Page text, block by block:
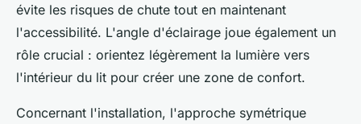
évite les risques de chute tout en maintenant
l'accessibilité. L'angle d'éclairage joue également un
rôle crucial : orientez légèrement la lumière vers
l'intérieur du lit pour créer une zone de confort.
Concernant l'installation, l'approche symétrique